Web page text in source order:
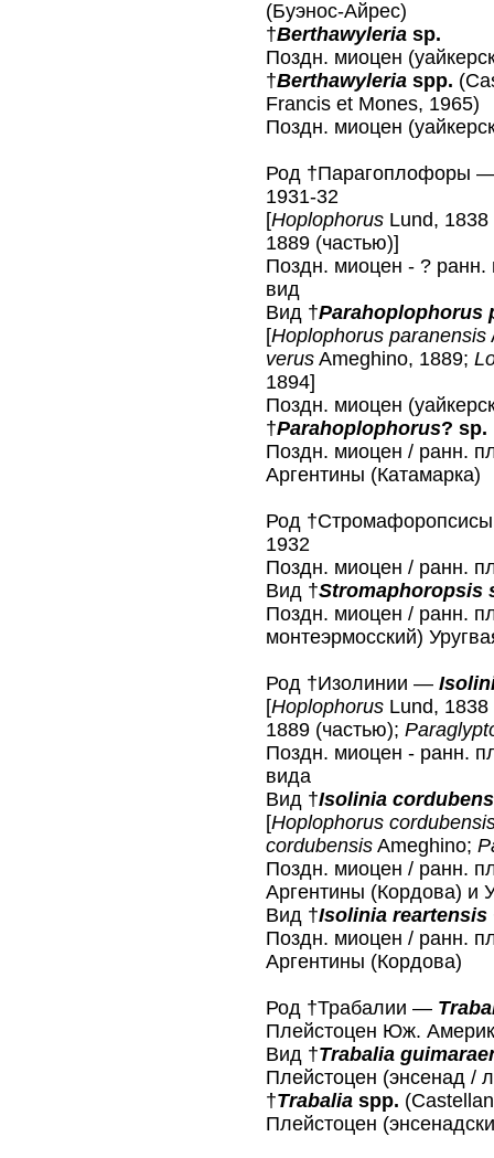
(Буэнос-Айрес)
†Berthawyleria sp.
Поздн. миоцен
†Berthawyleria spp.
Francis et Mones, 1965)
Поздн. миоцен
Род †Парагоплофоры
1931-32
[Hoplophorus Lund,
1889 (частью)]
Поздн. миоцен - ?
вид
Вид †Parahoplophorus
[Hoplophorus paranensis
verus Ameghino, 1889;
1894]
Поздн. миоцен
†Parahoplophorus? sp.
Поздн. миоцен / ранн.
Аргентины (Катамарка)
Род
1932
Поздн. миоцен / ранн.
Вид †Stromaphoropsis
Поздн. миоцен / ранн.
монтеэрмосский)
Род †Изолинии —
[Hoplophorus Lund, 1838
1889 (частью);
Поздн. миоцен - ранн.
вида
Вид †Isolinia
[Hoplophorus
cordubensis Ameghino;
Поздн. миоцен / ранн.
Аргентины (Кордова) и
Вид †Isolinia reartensis
Поздн. миоцен / ранн.
Аргентины (Кордова)
Род †Трабалии —
Плейстоцен Юж.
Вид †Trabalia
Плейстоцен (энсенад /
†Trabalia spp.
Плейстоцен